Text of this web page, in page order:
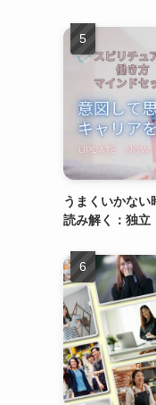
うまくいかない
読み解く：独立